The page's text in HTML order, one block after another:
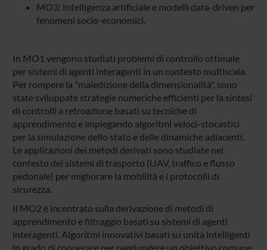
MO3: Intelligenza artificiale e modelli data-driven per
fenomeni socio-economici.
In MO1 vengono studiati problemi di controllo ottimale
per sistemi di agenti interagenti in un contesto multiscala.
Per rompere la "maledizione della dimensionalità", sono
state sviluppate strategie numeriche efficienti per la sintesi
di controlli a retroazione basati su tecniche di
apprendimento e impiegando algoritmi veloci-stocastici
per la simulazione dello stato e delle dinamiche adiacenti.
Le applicazioni dei metodi derivati sono studiate nel
contesto dei sistemi di trasporto (UAV, traffico e flusso
pedonale) per migliorare la mobilità e i protocolli di
sicurezza.
Il MO2 è incentrato sulla derivazione di metodi di
apprendimento e filtraggio basati su sistemi di agenti
interagenti. Algoritmi innovativi basati su unità intelligenti
in grado di cooperare per raggiungere un obiettivo comune